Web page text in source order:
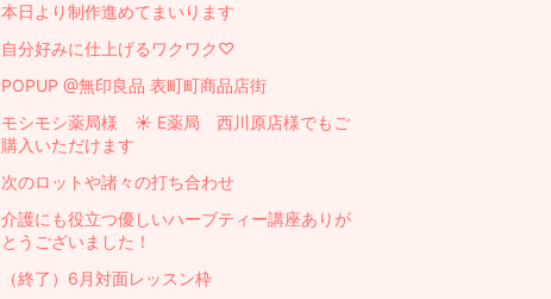
本日より制作進めてまいります
自分好みに仕上げるワクワク♡
POPUP @無印良品 表町町商品店街
モシモシ薬局様 ☀︎ E薬局 西川原店様でもご
購入いただけます
次のロットや諸々の打ち合わせ
介護にも役立つ優しいハーブティー講座ありが
とうございました！
（終了）6月対面レッスン枠